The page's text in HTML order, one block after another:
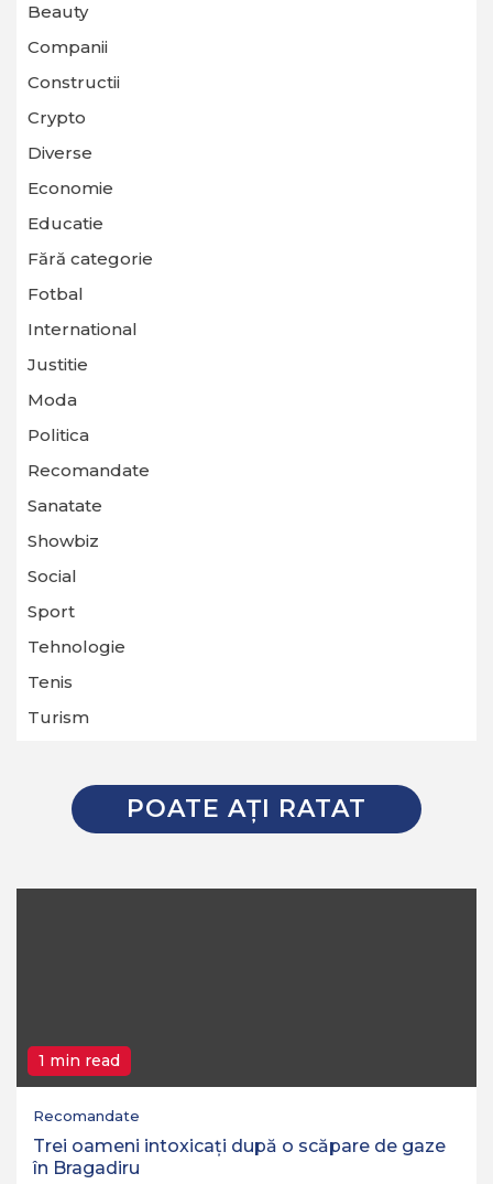
Beauty
Companii
Constructii
Crypto
Diverse
Economie
Educatie
Fără categorie
Fotbal
International
Justitie
Moda
Politica
Recomandate
Sanatate
Showbiz
Social
Sport
Tehnologie
Tenis
Turism
POATE AŢI RATAT
1 min read
Recomandate
Trei oameni intoxicați după o scăpare de gaze
în Bragadiru